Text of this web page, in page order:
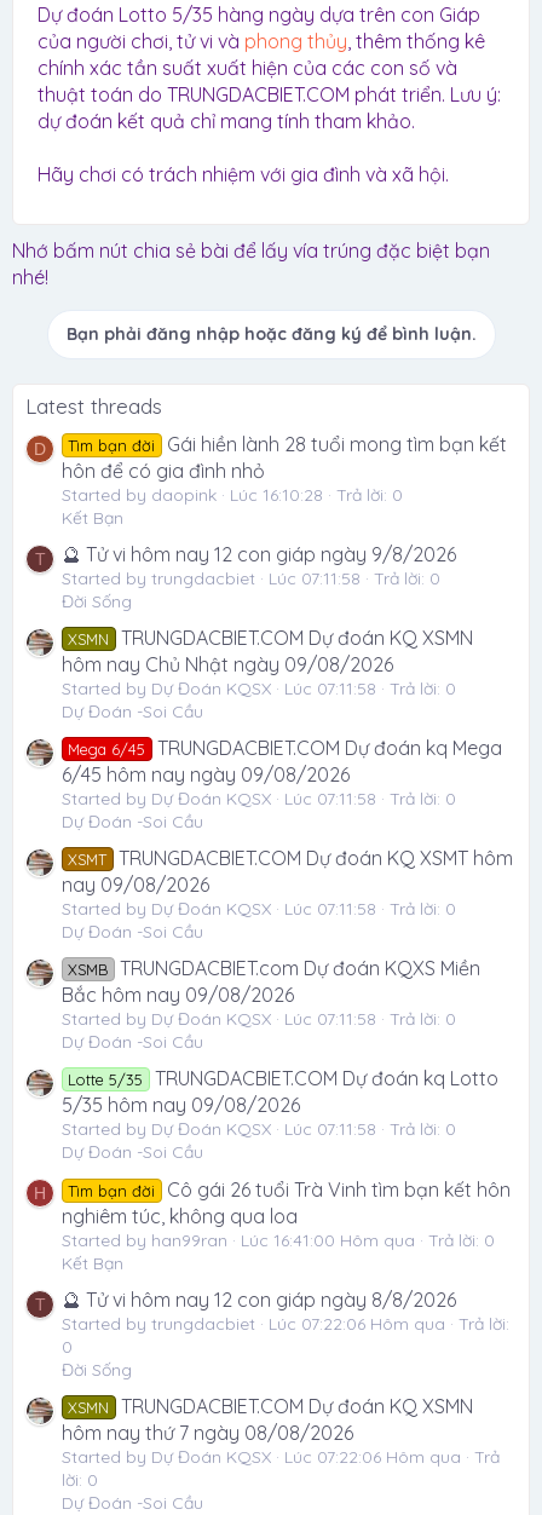
Dự đoán Lotto 5/35 hàng ngày dựa trên con Giáp
của người chơi, tử vi và phong thủy , thêm thống kê
chính xác tần suất xuất hiện của các con số và
thuật toán do TRUNGDACBIET.COM phát triển. Lưu ý:
dự đoán kết quả chỉ mang tính tham khảo.
Hãy chơi có trách nhiệm với gia đình và xã hội.
Nhớ bấm nút chia sẻ bài để lấy vía trúng đặc biệt bạn
nhé!
Bạn phải đăng nhập hoặc đăng ký để bình luận.
Latest threads
D Tìm bạn đời
Gái hiền lành 28 tuổi mong tìm bạn kết
hôn để có gia đình nhỏ
Started by daopink Lúc 16:10:28
Trả lời: 0
Kết Bạn
T 🔮 Tử vi hôm nay 12 con giáp ngày 9/8/2026
Started by trungdacbiet Lúc 07:11:58
Trả lời: 0
Đời Sống
XSMN
TRUNGDACBIET.COM Dự đoán KQ XSMN
hôm nay Chủ Nhật ngày 09/08/2026
Started by Dự Đoán KQSX Lúc 07:11:58
Trả lời: 0
Dự Đoán -Soi Cầu
Mega 6/45
TRUNGDACBIET.COM Dự đoán kq Mega
6/45 hôm nay ngày 09/08/2026
Started by Dự Đoán KQSX Lúc 07:11:58
Trả lời: 0
Dự Đoán -Soi Cầu
XSMT TRUNGDACBIET.COM Dự đoán KQ XSMT hôm
nay 09/08/2026
Started by Dự Đoán KQSX Lúc 07:11:58
Trả lời: 0
Dự Đoán -Soi Cầu
XSMB
TRUNGDACBIET.com Dự đoán KQXS Miền
Bắc hôm nay 09/08/2026
Started by Dự Đoán KQSX Lúc 07:11:58
Trả lời: 0
Dự Đoán -Soi Cầu
Lotte 5/35
TRUNGDACBIET.COM Dự đoán kq Lotto
5/35 hôm nay 09/08/2026
Started by Dự Đoán KQSX Lúc 07:11:58
Trả lời: 0
Dự Đoán -Soi Cầu
H Tìm bạn đời
Cô gái 26 tuổi Trà Vinh tìm bạn kết hôn
nghiêm túc, không qua loa
Started by han99ran Lúc 16:41:00 Hôm qua
Trả lời: 0
Kết Bạn
T 🔮 Tử vi hôm nay 12 con giáp ngày 8/8/2026
Started by trungdacbiet Lúc 07:22:06 Hôm qua
Trả lời:
0
Đời Sống
XSMN
TRUNGDACBIET.COM Dự đoán KQ XSMN
hôm nay thứ 7 ngày 08/08/2026
Started by Dự Đoán KQSX Lúc 07:22:06 Hôm qua
Trả
lời: 0
Dự Đoán -Soi Cầu